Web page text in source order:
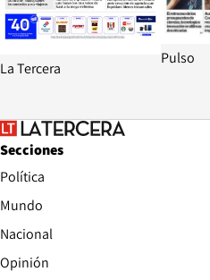
La Tercera
Pulso
Secciones
Política
Mundo
Nacional
Opinión